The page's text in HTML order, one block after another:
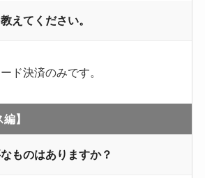
えてください。
ド決済のみです。
】
ものはありますか？